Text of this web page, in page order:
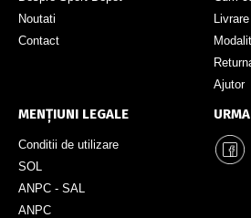
Noutati
Contact
Livrare
Ajutor
MENȚIUNI LEGALE
Conditii de utilizare
SOL
ANPC - SAL
ANPC